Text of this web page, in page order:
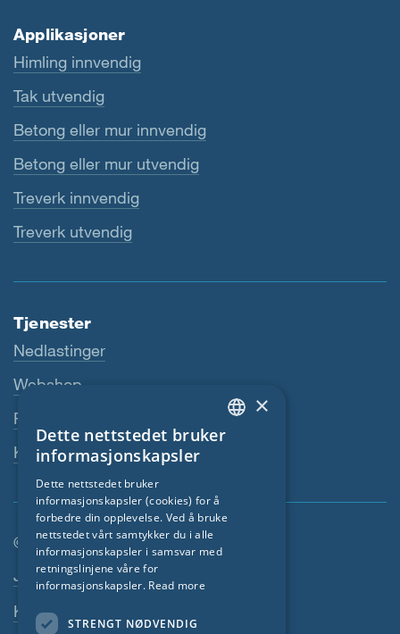
Applikasjoner
Himling innvendig
Tak utvendig
Betong eller mur innvendig
Betong eller mur utvendig
Treverk innvendig
Treverk utvendig
Tjenester
Nedlastinger
Webshop
Fagforhandler
Kontaktperson
© SIGA 2026
Footer navigasjon
Jobber
Kontakt
ENGLISH
FRENCH
×
Dette nettstedet bruker
informasjonskapsler
Dette nettstedet bruker
informasjonskapsler (cookies) for å
forbedre din opplevelse. Ved å bruke
nettstedet vårt samtykker du i alle
informasjonskapsler i samsvar med
retningslinjene våre for
informasjonskapsler. Read more
STRENGT NØDVENDIG